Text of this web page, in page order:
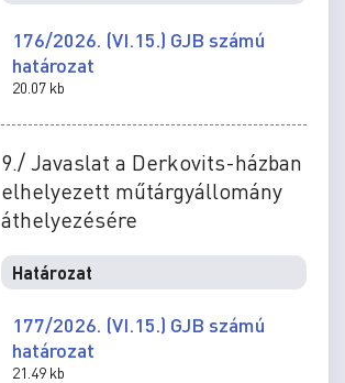
176/2026. (VI.15.) GJB számú
határozat
20.07 kb
9./ Javaslat a Derkovits-házban
elhelyezett műtárgyállomány
áthelyezésére
Határozat
177/2026. (VI.15.) GJB számú
határozat
21.49 kb